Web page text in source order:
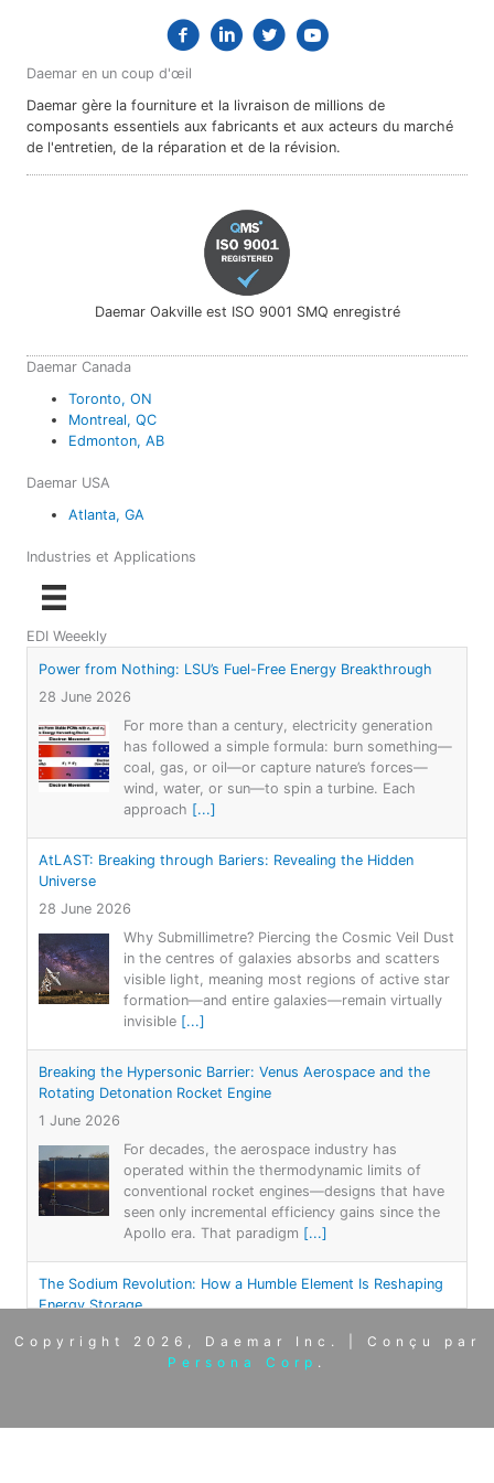
Daemar en un coup d'œil
Daemar gère la fourniture et la livraison de millions de
composants essentiels aux fabricants et aux acteurs du marché
de l'entretien, de la réparation et de la révision.
Daemar Oakville est ISO 9001 SMQ enregistré
Daemar Canada
Toronto, ON
Montreal, QC
Edmonton, AB
Daemar USA
Atlanta, GA
Industries et Applications
EDI Weeekly
Power from Nothing: LSU’s Fuel-Free Energy Breakthrough
28 June 2026
For more than a century, electricity generation
has followed a simple formula: burn something—
coal, gas, or oil—or capture nature’s forces—
wind, water, or sun—to spin a turbine. Each
approach [...]
AtLAST: Breaking through Bariers: Revealing the Hidden
Universe
28 June 2026
Why Submillimetre? Piercing the Cosmic Veil Dust
in the centres of galaxies absorbs and scatters
visible light, meaning most regions of active star
formation—and entire galaxies—remain virtually
invisible [...]
Breaking the Hypersonic Barrier: Venus Aerospace and the
Rotating Detonation Rocket Engine
1 June 2026
For decades, the aerospace industry has
operated within the thermodynamic limits of
conventional rocket engines—designs that have
seen only incremental efficiency gains since the
Apollo era. That paradigm [...]
The Sodium Revolution: How a Humble Element Is Reshaping
Energy Storage
23 May 2026
For more than three decades, lithium-ion
Copyright 2026, Daemar Inc. | Conçu par
Persona Corp .